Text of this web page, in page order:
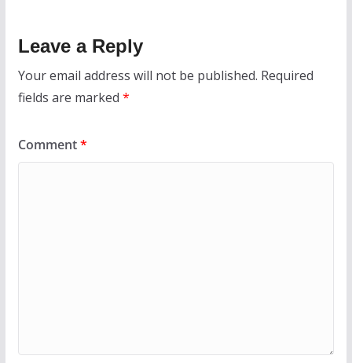
Leave a Reply
Your email address will not be published. Required
fields are marked *
Comment*